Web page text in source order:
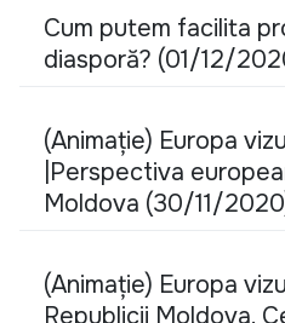
Cum putem facilita
diasporă? (01/12/
(Animație) Europa
|Perspectiva
Moldova (30/11/
(Animație) Europa
Republicii Moldova.